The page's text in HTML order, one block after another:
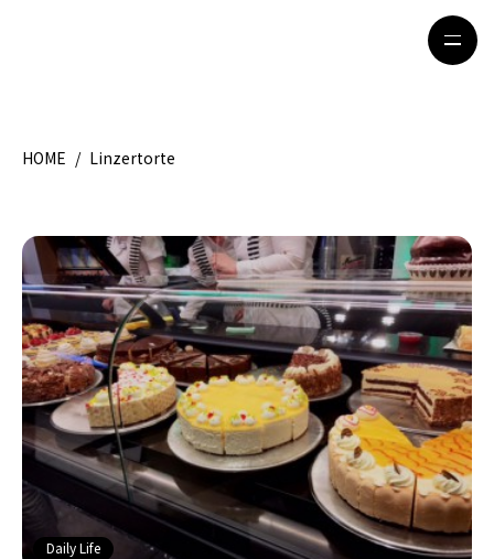
HOME
観光ガイド
留学＆キャリア
ライフスタイル
著者一覧
ライター募集
HOME / Linzertorte
Daily Life